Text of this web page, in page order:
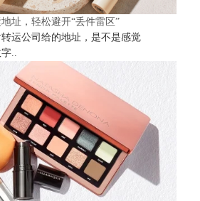
址，轻松避开“丢件雷区”
运公司给的地址，是不是感觉
..